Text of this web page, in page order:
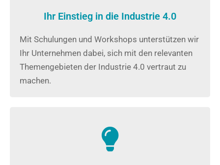
Ihr Einstieg in die Industrie 4.0
Mit Schulungen und Workshops unterstützen wir
Ihr Unternehmen dabei, sich mit den relevanten
Themengebieten der Industrie 4.0 vertraut zu
machen.